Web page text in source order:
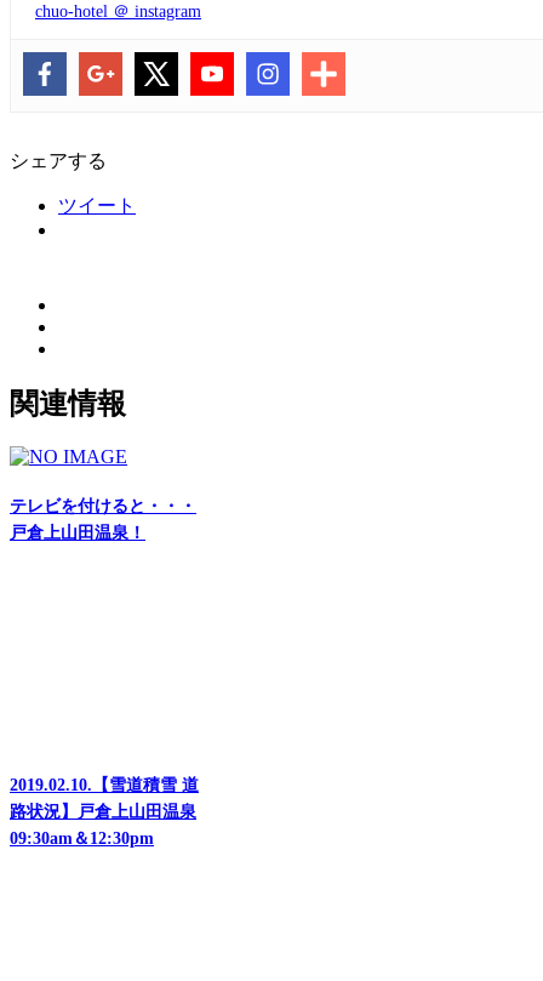
chuo-hotel ＠ instagram
シェアする
ツイート
関連情報
テレビを付けると・・・
戸倉上山田温泉！
2019.02.10.【雪道積雪 道
路状況】戸倉上山田温泉
09:30am＆12:30pm